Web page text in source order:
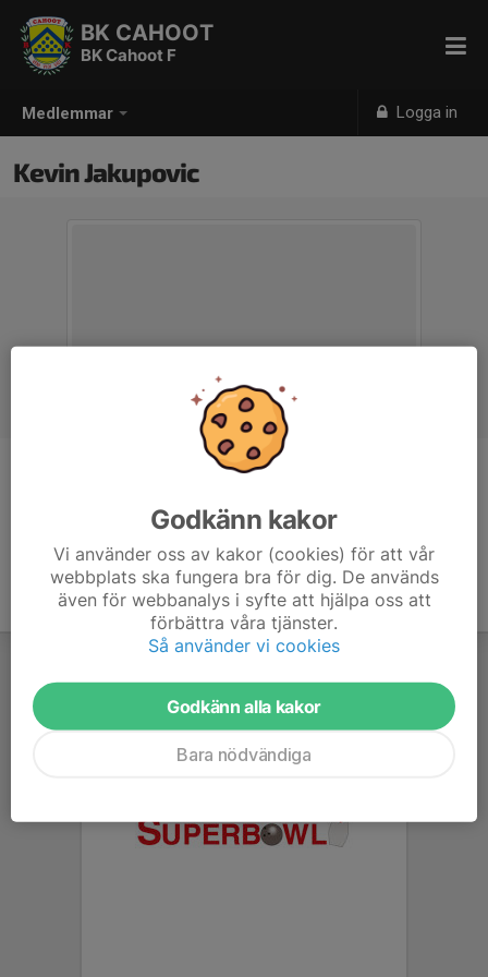
Medlemmar Logga in
BK CAHOOT
BK Cahoot F
Kevin Jakupovic
Godkänn kakor
Vi använder oss av kakor (cookies) för att vår
webbplats ska fungera bra för dig. De används
även för webbanalys i syfte att hjälpa oss att
förbättra våra tjänster.
Så använder vi cookies
Godkänn alla kakor
Bara nödvändiga